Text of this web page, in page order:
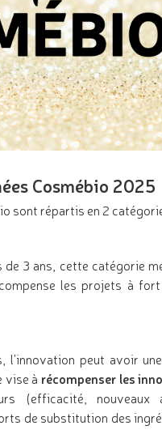
Cosmébio 2025
sont répartis en 2
3 ans, cette catégorie
les projets à
l'innovation peut avoir
vise à récompenser les
(efficacité,
de substitution des